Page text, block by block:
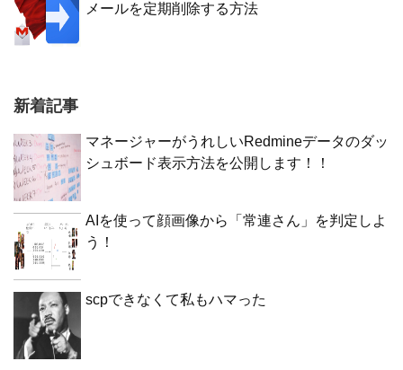
メールを定期削除する方法
新着記事
マネージャーがうれしいRedmineデータのダッ
シュボード表示方法を公開します！！
AIを使って顔画像から「常連さん」を判定しよ
う！
scpできなくて私もハマった